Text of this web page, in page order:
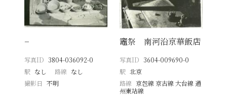
−
写真ID 3804-036092-0
駅 なし 路線 なし
撮影日
不明
竈祭 南河沿京華飯店
写真ID 3604-009690-0
駅 北京
路線 京包線 京古線 大台線 通
州東站線